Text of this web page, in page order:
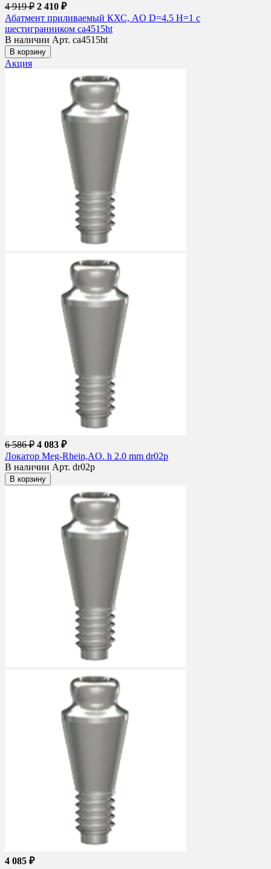
4 919 ₽ 2 410 ₽
Абатмент приливаемый КХС, AO D=4.5 H=1 с
шестигранником ca4515ht
В наличии Арт. ca4515ht
В корзину
Акция
6 586 ₽ 4 083 ₽
Локатор Meg-Rhein,AO. h 2.0 mm dr02p
В наличии Арт. dr02p
В корзину
4 085 ₽